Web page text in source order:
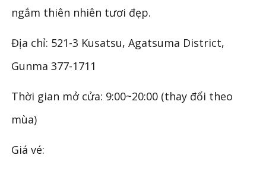
ngắm thiên nhiên tươi đẹp.
Địa chỉ: 521-3 Kusatsu, Agatsuma District,
Gunma 377-1711
Thời gian mở cửa: 9:00~20:00 (thay đổi theo
mùa)
Giá vé: